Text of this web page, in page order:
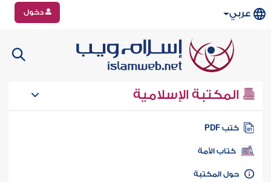
عربي دخول
المكتبة الإسلامية
كتب PDF
كتاب الأمة